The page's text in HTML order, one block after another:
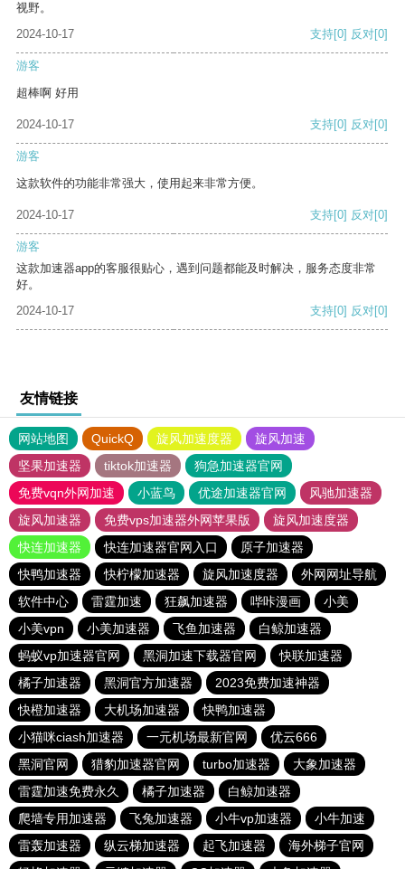
视野。
2024-10-17
支持[0] 反对[0]
游客
超棒啊 好用
2024-10-17 支持[0] 反对[0]
游客
这款软件的功能非常强大，使用起来非常方便。
2024-10-17 支持[0] 反对[0]
游客
这款加速器app的客服很贴心，遇到问题都能及时解决，服务态度非常
好。
2024-10-17
支持[0] 反对[0]
友情链接
网站地图 QuickQ 旋风加速度器
旋风加速
坚果加速器
tiktok加速器
狗急加速器官网
免费vqn外网加速
小蓝鸟 优途加速器官网
风驰加速器
旋风加速器
免费vps加速器外网苹果版
旋风加速度器
快连加速器
快连加速器官网入口
原子加速器
快鸭加速器
快柠檬加速器 旋风加速度器
外网网址导航
软件中心
雷霆加速 狂飙加速器 哔咔漫画
小美
小美vpn
小美加速器 飞鱼加速器
白鲸加速器
蚂蚁vp加速器官网
黑洞加速下载器官网
快联加速器
橘子加速器
黑洞官方加速器
2023免费加速神器
快橙加速器
大机场加速器
快鸭加速器
小猫咪ciash加速器
一元机场最新官网
优云666
黑洞官网
猎豹加速器官网 turbo加速器
大象加速器
雷霆加速免费永久
橘子加速器
白鲸加速器
爬墙专用加速器
飞兔加速器 小牛vp加速器
小牛加速
雷轰加速器
纵云梯加速器 起飞加速器
海外梯子官网